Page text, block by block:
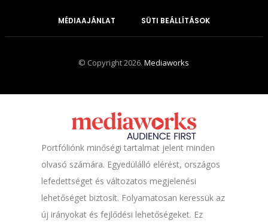
MÉDIAAJÁNLAT SÜTI BEÁLLÍTÁSOK
© Copyright 2026.Mediaworks
Portfóliónk minőségi tartalmat jelent minden
olvasó számára. Egyedülálló elérést, országos
lefedettséget és változatos megjelenési
lehetőséget biztosít. Folyamatosan keressük az
új irányokat és fejlődési lehetőségeket. Ez